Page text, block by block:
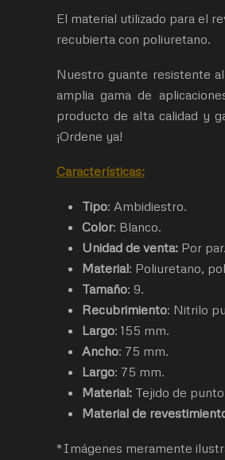
El material utilizado para el
recubierta con poliuretano.
Nuestro guante resistente
amplia gama de
producto de alta calidad y
¡Ordene ya!
Características:
Tipo: Ambidiestro.
Color: Blanco.
Unidad de venta: Por par.
Material: Poliuretano,
Tamaño: 9.
Recubrimiento: Nitrilo
Largo: 155 mm.
Ancho: 75 mm.
Largo: 75 mm.
Material: Tejido de
Material de
*Imágenes meramente